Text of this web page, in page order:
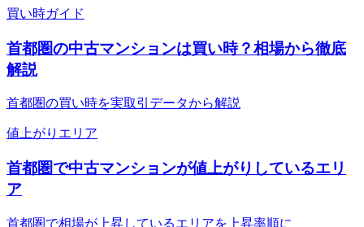
買い時ガイド
首都圏の中古マンションは買い時？相場から徹底
解説
首都圏の買い時を実取引データから解説
値上がりエリア
首都圏で中古マンションが値上がりしているエリ
ア
首都圏で相場が上昇しているエリアを上昇率順に